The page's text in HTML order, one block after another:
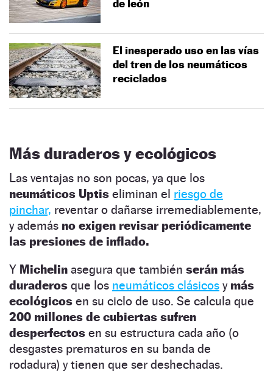
de león
El inesperado uso en las vías
del tren de los neumáticos
reciclados
Más duraderos y ecológicos
Las ventajas no son pocas, ya que los
neumáticos Uptis eliminan el riesgo de
pinchar, reventar o dañarse irremediablemente,
y además no exigen revisar periódicamente
las presiones de inflado.
Y Michelin asegura que también serán más
duraderos que los neumáticos clásicos ymás
ecológicos en su ciclo de uso. Se calcula que
200 millones de cubiertas sufren
desperfectos en su estructura cada año (o
desgastes prematuros en su banda de
rodadura) y tienen que ser deshechadas.